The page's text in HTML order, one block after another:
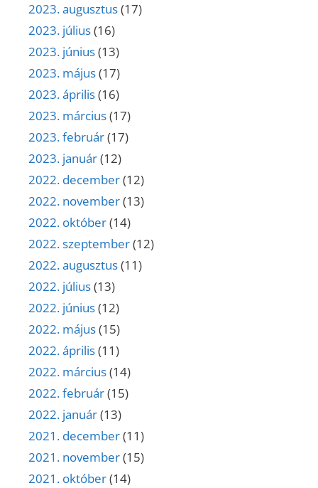
2023. augusztus(17)
2023. július(16)
2023. június(13)
2023. május(17)
2023. április(16)
2023. március(17)
2023. február(17)
2023. január(12)
2022. december(12)
2022. november(13)
2022. október(14)
2022. szeptember(12)
2022. augusztus(11)
2022. július(13)
2022. június(12)
2022. május(15)
2022. április(11)
2022. március(14)
2022. február(15)
2022. január(13)
2021. december(11)
2021. november(15)
2021. október(14)